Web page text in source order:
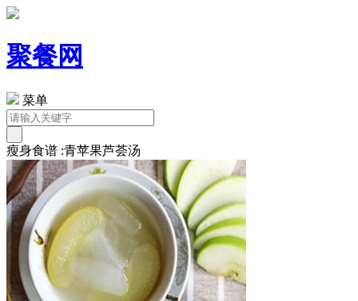
聚餐网
菜单
瘦身食谱 :青苹果芦荟汤